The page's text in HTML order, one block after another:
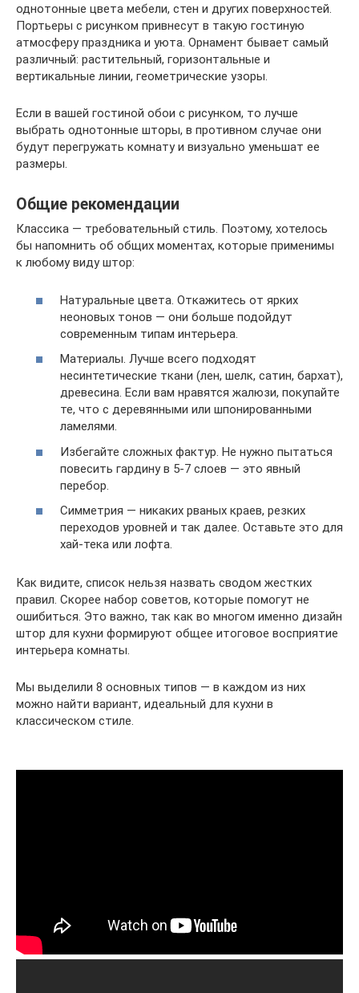
однотонные цвета мебели, стен и других поверхностей.
Портьеры с рисунком привнесут в такую гостиную
атмосферу праздника и уюта. Орнамент бывает самый
различный: растительный, горизонтальные и
вертикальные линии, геометрические узоры.
Если в вашей гостиной обои с рисунком, то лучше
выбрать однотонные шторы, в противном случае они
будут перегружать комнату и визуально уменьшат ее
размеры.
Общие рекомендации
Классика — требовательный стиль. Поэтому, хотелось
бы напомнить об общих моментах, которые применимы
к любому виду штор:
Натуральные цвета. Откажитесь от ярких
неоновых тонов — они больше подойдут
современным типам интерьера.
Материалы. Лучше всего подходят
несинтетические ткани (лен, шелк, сатин, бархат),
древесина. Если вам нравятся жалюзи, покупайте
те, что с деревянными или шпонированными
ламелями.
Избегайте сложных фактур. Не нужно пытаться
повесить гардину в 5-7 слоев — это явный
перебор.
Симметрия — никаких рваных краев, резких
переходов уровней и так далее. Оставьте это для
хай-тека или лофта.
Как видите, список нельзя назвать сводом жестких
правил. Скорее набор советов, которые помогут не
ошибиться. Это важно, так как во многом именно дизайн
штор для кухни формируют общее итоговое восприятие
интерьера комнаты.
Мы выделили 8 основных типов — в каждом из них
можно найти вариант, идеальный для кухни в
классическом стиле.